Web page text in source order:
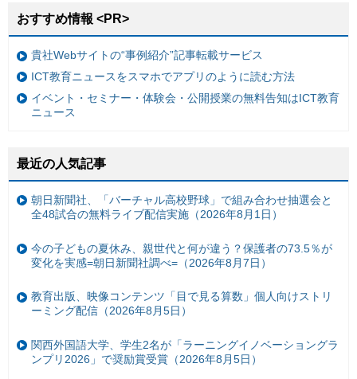
おすすめ情報 <PR>
貴社Webサイトの“事例紹介”記事転載サービス
ICT教育ニュースをスマホでアプリのように読む方法
イベント・セミナー・体験会・公開授業の無料告知はICT教育
ニュース
最近の人気記事
朝日新聞社、「バーチャル高校野球」で組み合わせ抽選会と
全48試合の無料ライブ配信実施（2026年8月1日）
今の子どもの夏休み、親世代と何が違う？保護者の73.5％が
変化を実感=朝日新聞社調べ=（2026年8月7日）
教育出版、映像コンテンツ「目で見る算数」個人向けストリ
ーミング配信（2026年8月5日）
関西外国語大学、学生2名が「ラーニングイノベーショングラ
ンプリ2026」で奨励賞受賞（2026年8月5日）